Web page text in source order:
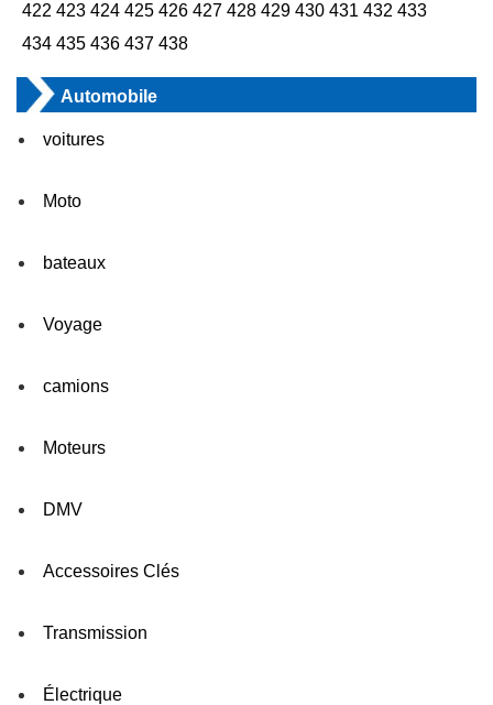
422 423 424 425 426 427 428 429 430 431 432 433
434 435 436 437 438
Automobile
voitures
Moto
bateaux
Voyage
camions
Moteurs
DMV
Accessoires Clés
Transmission
Électrique